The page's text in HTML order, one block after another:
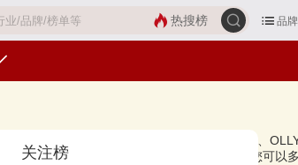
品
热搜榜
澳佳宝、Puritan's Pride普丽普莱、
供借鉴参考，想知道什么牌子的叶黄素好？您可
关注榜